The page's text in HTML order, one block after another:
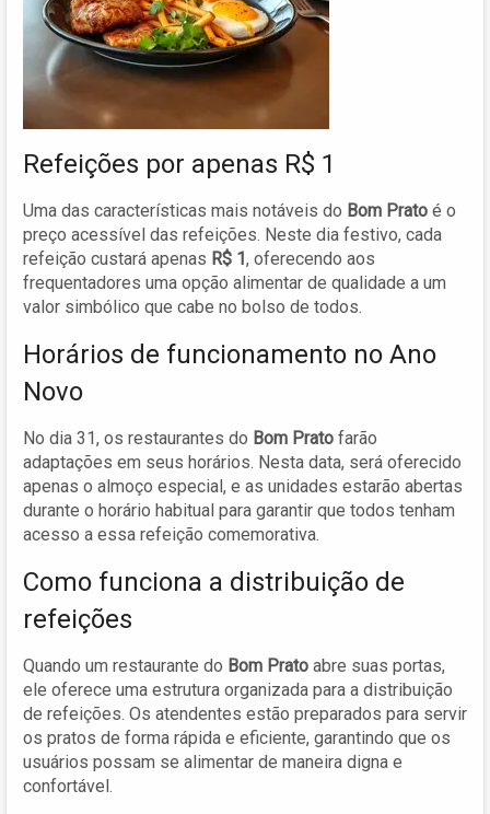
Refeições por apenas R$ 1
Uma das características mais notáveis do Bom Prato é o
preço acessível das refeições. Neste dia festivo, cada
refeição custará apenas R$ 1, oferecendo aos
frequentadores uma opção alimentar de qualidade a um
valor simbólico que cabe no bolso de todos.
Horários de funcionamento no Ano
Novo
No dia 31, os restaurantes do Bom Prato farão
adaptações em seus horários. Nesta data, será oferecido
apenas o almoço especial, e as unidades estarão abertas
durante o horário habitual para garantir que todos tenham
acesso a essa refeição comemorativa.
Como funciona a distribuição de
refeições
Quando um restaurante do Bom Prato abre suas portas,
ele oferece uma estrutura organizada para a distribuição
de refeições. Os atendentes estão preparados para servir
os pratos de forma rápida e eficiente, garantindo que os
usuários possam se alimentar de maneira digna e
confortável.